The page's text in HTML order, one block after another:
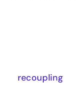
recoupling